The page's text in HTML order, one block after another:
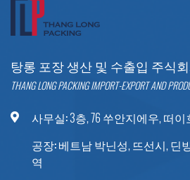
탕롱 포장 생산 및 수출입 주식
THANG LONG PACKING IMPORT-EXPORT AND
사무실:3층, 76 쑤안지에우, 떠
공장:베트남 박닌성, 뜨선시, 딘
역